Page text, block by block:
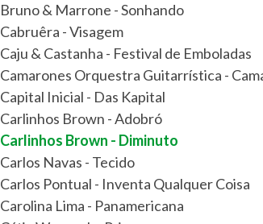
Bruno & Marrone - Sonhando
Cabruêra - Visagem
Caju & Castanha - Festival de Emboladas
Camarones Orquestra Guitarrística -
Capital Inicial - Das Kapital
Carlinhos Brown - Adobró
Carlinhos Brown - Diminuto
Carlos Navas - Tecido
Carlos Pontual - Inventa Qualquer Coisa
Carolina Lima - Panamericana